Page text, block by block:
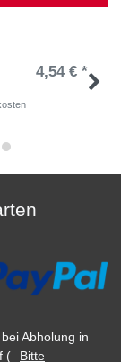
4,54 € *
Abholung in
(
Bitte